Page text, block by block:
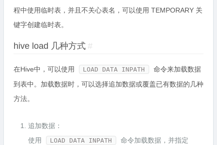
程中使用临时表，并且不关心表名，可以使用 TEMPORARY 关
键字创建临时表。
hive load 几种方式 #
在Hive中，可以使用 LOAD DATA INPATH
命令来加载数据
到表中。加载数据时，可以选择追加数据或覆盖已有数据的几种
方法。
追加数据：
使用
LOAD DATA INPATH
命令加载数据，并指定